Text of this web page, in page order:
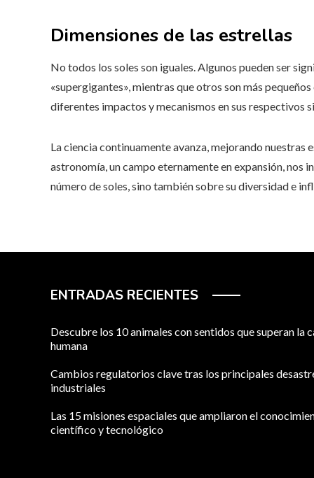
Dimensiones de las estrellas
No todos los soles son iguales. Algunos pueden ser
«supergigantes», mientras que otros son más
diferentes impactos y mecanismos en sus respectivos
La ciencia continuamente avanza, mejorando
astronomía, un campo eternamente en expansión, nos
número de soles, sino también sobre su diversidad e
ENTRADAS RECIENTES
Descubre los 10 animales con sentidos que superan la
humana
Cambios regulatorios clave tras los principales
industriales
Las 15 misiones espaciales que ampliaron el
científico y tecnológico